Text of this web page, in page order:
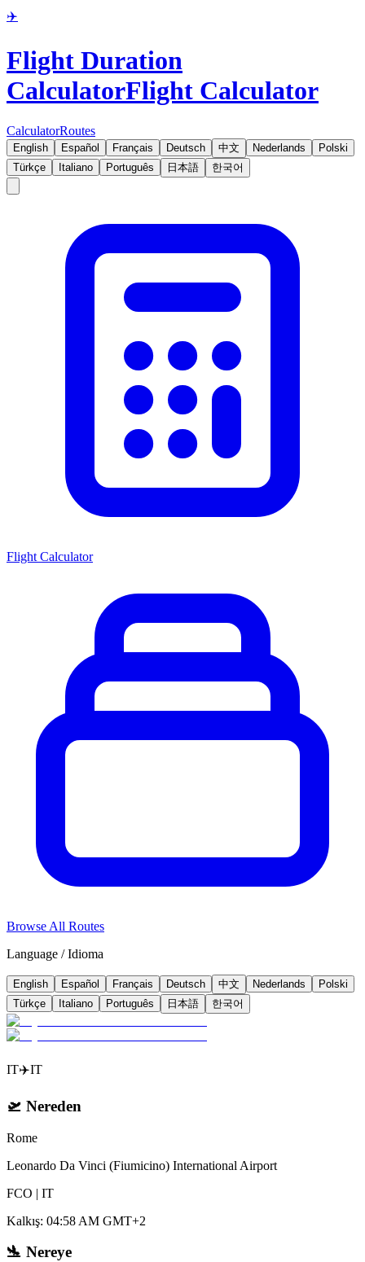
✈️
Flight Duration
CalculatorFlight Calculator
CalculatorRoutes
English Español Français Deutsch 中文 Nederlands
Polski
Türkçe
Italiano Português 日本語 한국어
Flight Calculator
Browse All Routes
Language / Idioma
English Español Français Deutsch 中文 Nederlands
Polski
Türkçe
Italiano Português 日本語 한국어
IT✈️IT
🛫 Nereden
Rome
Leonardo Da Vinci (Fiumicino) International Airport
FCO | IT
Kalkış: 04:58 AM GMT+2
🛬 Nereye